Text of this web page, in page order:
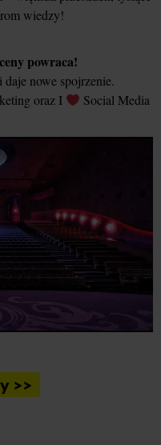
wiedzy!
powraca!
nowe spojrzenie.
oraz I Social Media
>>